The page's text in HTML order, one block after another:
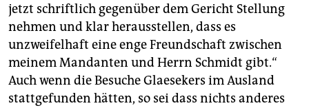
jetzt schriftlich gegenüber dem Gericht Stellung
nehmen und klar herausstellen, dass es
unzweifelhaft eine enge Freundschaft zwischen
meinem Mandanten und Herrn Schmidt gibt.“
Auch wenn die Besuche Glaesekers im Ausland
stattgefunden hätten, so sei dass nichts anderes